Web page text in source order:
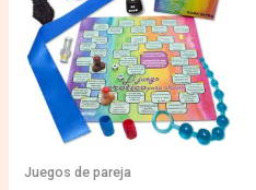
Juegos de pareja